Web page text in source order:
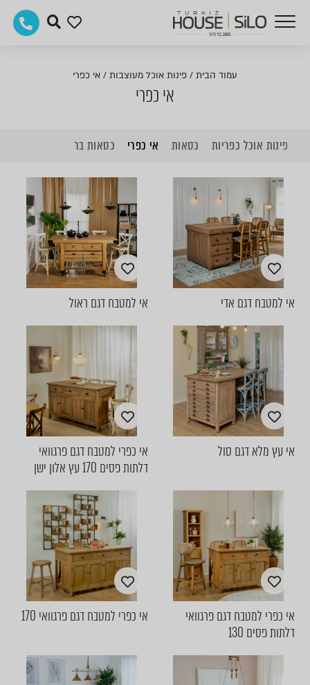
עמוד הבית / פינות אוכל מעוצבות / אי כפרי
אי כפרי
פינות אוכל כפריות כסאות אי כפרי כסאות בר
אי למטבח דגם אדי אי למטבח דגם ראול
אי עץ מלא דגם סול
אי כפרי למטבח דגם פרגוואי
דלתות פסים 170 עץ אלון ישן
אי כפרי למטבח דגם פרגוואי
דלתות פסים 130
אי כפרי למטבח דגם פרגוואי 170